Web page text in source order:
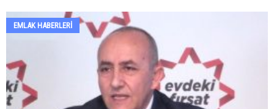
EMLAK HABERLERI